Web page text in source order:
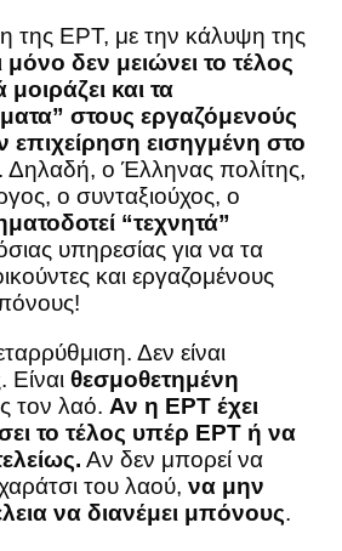
της ΕΡΤ, με την κάλυψη της
μόνο δεν μειώνει το τέλος
και τα
στους εργαζόμενούς
επιχείρηση εισηγμένη στο
. Δηλαδή, ο Έλληνας πολίτης,
ο συνταξιούχος, ο
“τεχνητά”
υπηρεσίας για να τα
και εργαζομένους
Δεν είναι
Είναι θεσμοθετημένη
τον λαό. Αν η ΕΡΤ έχει
το τέλος υπέρ ΕΡΤ ή να
Αν δεν μπορεί να
του λαού, να μην
να διανέμει μπόνους.